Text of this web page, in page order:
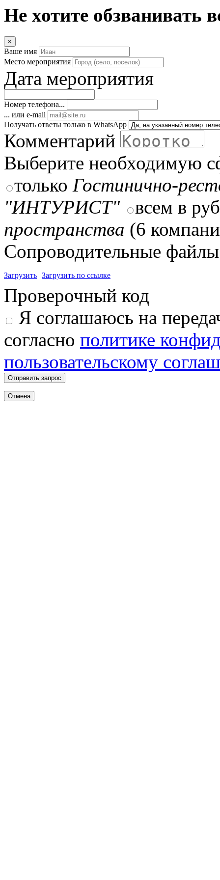
Не хотите обзванивать
×
Ваше имя
Место мероприятия
Дата мероприятия
Номер телефона...
... или e-mail
Получать ответы только в WhatsApp
Комментарий
Выберите необходимую
только Гостинично-
"ИНТУРИСТ"
всем в
пространства (6
Сопроводительные
Загрузить Загрузить по ссылке
Проверочный код
Я соглашаюсь на
согласно политике
пользовательскому
Отправить запрос
Отмена